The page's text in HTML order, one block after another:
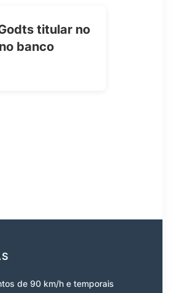
titular no
banco
de 90 km/h e temporais